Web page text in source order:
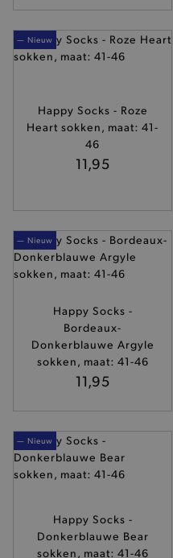
— Nieuw
Happy Socks - Roze
Heart sokken, maat: 41-
46
11,95
— Nieuw
Happy Socks -
Bordeaux-
Donkerblauwe Argyle
sokken, maat: 41-46
11,95
— Nieuw
Happy Socks -
Donkerblauwe Bear
sokken, maat: 41-46